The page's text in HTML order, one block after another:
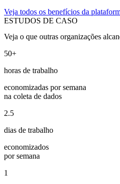
Veja todos os benefícios da
ESTUDOS DE CASO
Veja o que outras organizações
50+
horas de trabalho
economizadas por semana
na coleta de dados
2.5
dias de trabalho
economizados
por semana
1